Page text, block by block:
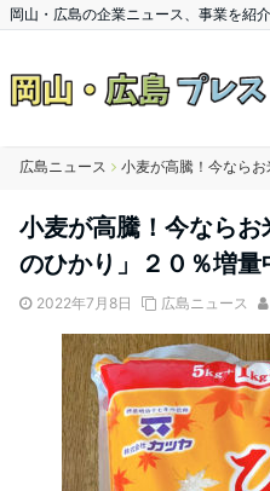
岡山・広島の企業ニュース、事業を紹介
広島ニュース
小麦が高騰！今なら
のひかり」２０％増量
2022年7月8日 広島ニュース